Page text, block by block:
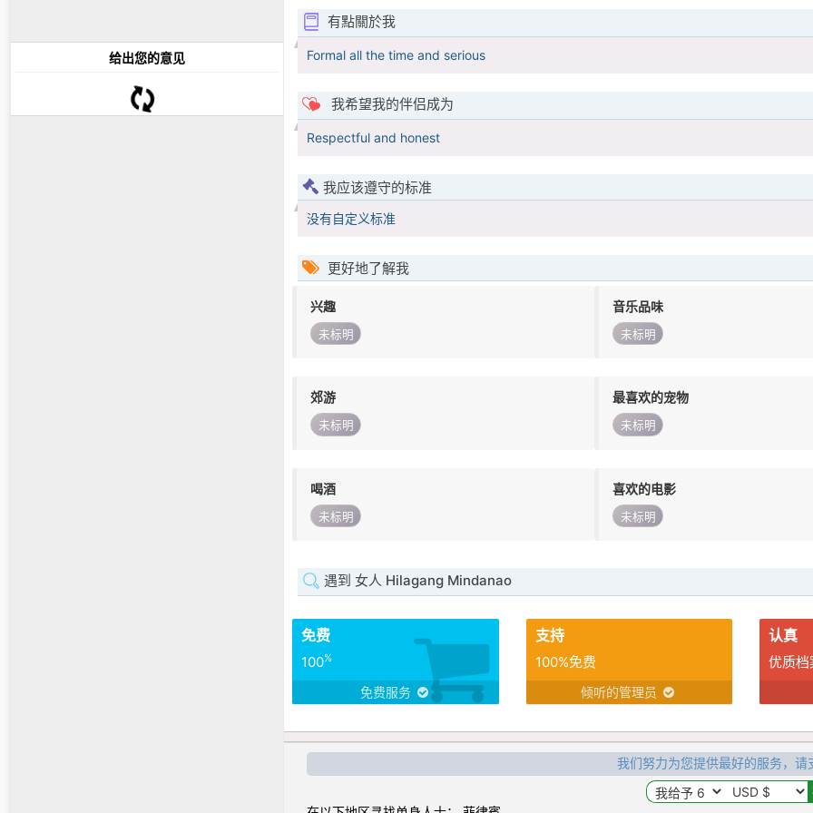
给出您的意见
有點關於我
Formal all the time and serious
我希望我的伴侣成为
Respectful and honest
我应该遵守的标准
没有自定义标准
更好地了解我
兴趣
未标明
音乐品味
未标明
郊游
未标明
最喜欢的宠物
未标明
喝酒
未标明
喜欢的电影
未标明
遇到 女人 Hilagang Mindanao
免费
100%
免费服务
支持
100%免费
倾听的管理员
认真
优质档
我们努力为您提供最好的服务，